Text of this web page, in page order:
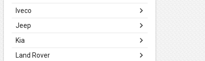
Iveco
Jeep
Kia
Land Rover